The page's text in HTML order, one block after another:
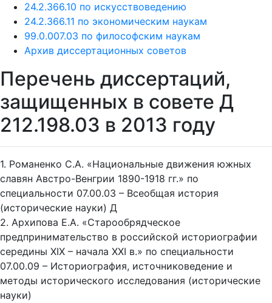
24.2.366.10 по искусствоведению
24.2.366.11 по экономическим наукам
99.0.007.03 по философским наукам
Архив диссертационных советов
Перечень диссертаций,
защищенных в совете Д
212.198.03 в 2013 году
1. Романенко С.А. «Национальные движения южных
славян Австро-Венгрии 1890-1918 гг.» по
специальности 07.00.03 – Всеобщая история
(исторические науки) Д
2. Архипова Е.А. «Старообрядческое
предпринимательство в российской историографии
середины XIX – начала XXI в.» по специальности
07.00.09 – Историография, источниковедение и
методы исторического исследования (исторические
науки)